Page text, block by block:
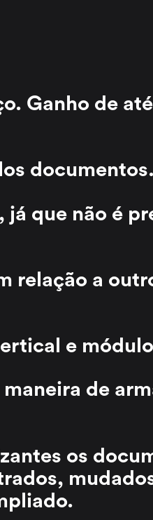
Ganho de
documentos.
que não é
relação a
e
de
os